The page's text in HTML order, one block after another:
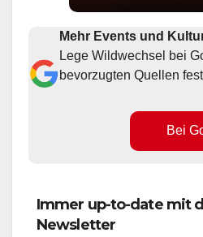
Mehr Events und
Lege Wildwechsel bei
bevorzugten Quellen
Bei
Immer up-to-date mit
Newsletter